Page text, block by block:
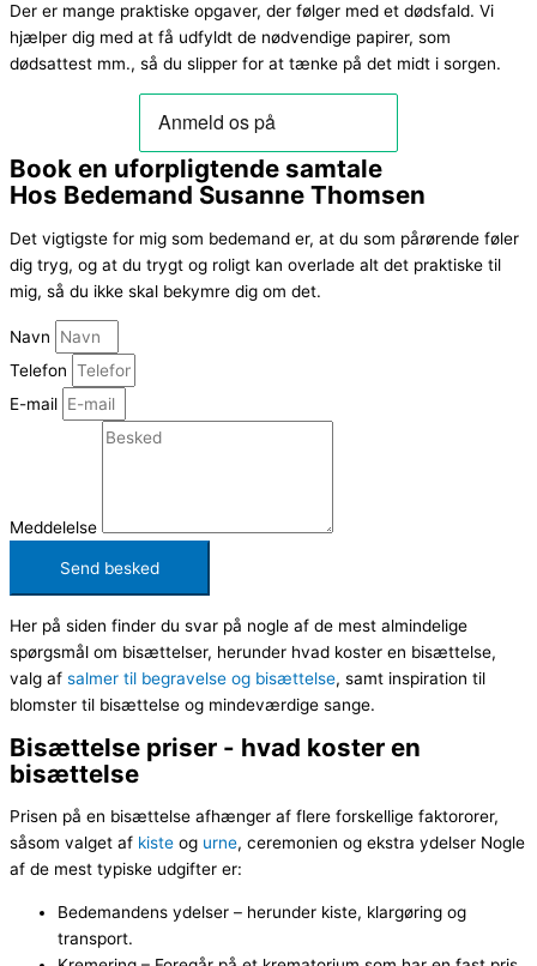
Der er mange praktiske opgaver, der følger med et dødsfald. Vi
hjælper dig med at få udfyldt de nødvendige papirer, som
dødsattest mm., så du slipper for at tænke på det midt i sorgen.
Book en uforpligtende samtale
Hos Bedemand Susanne Thomsen
Det vigtigste for mig som bedemand er, at du som pårørende føler
dig tryg, og at du trygt og roligt kan overlade alt det praktiske til
mig, så du ikke skal bekymre dig om det.
Navn
Telefon
E-mail
Meddelelse
Send besked
Her på siden finder du svar på nogle af de mest almindelige
spørgsmål om bisættelser, herunder hvad koster en bisættelse,
valg af salmer til begravelse og bisættelse, samt inspiration til
blomster til bisættelse og mindeværdige sange.
Bisættelse priser - hvad koster en
bisættelse
Prisen på en bisættelse afhænger af flere forskellige faktororer,
såsom valget af kiste og urne, ceremonien og ekstra ydelser Nogle
af de mest typiske udgifter er:
Bedemandens ydelser – herunder kiste, klargøring og
transport.